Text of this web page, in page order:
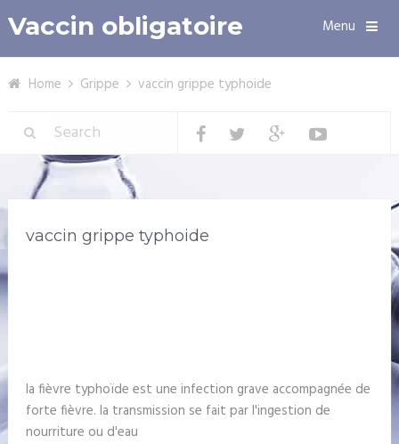
Vaccin obligatoire Menu
Home Grippe vaccin grippe typhoide
vaccin grippe typhoide
la fièvre typhoïde est une infection grave accompagnée de
forte fièvre. la transmission se fait par l'ingestion de
nourriture ou d'eau